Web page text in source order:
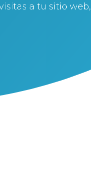
a tu sitio web,